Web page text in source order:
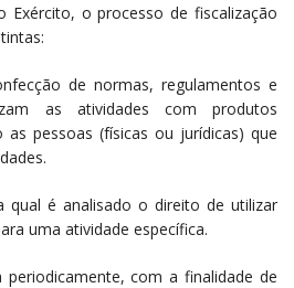
o processo de fiscalização
de normas, regulamentos e
as atividades com produtos
pessoas (físicas ou jurídicas) que
qual é analisado o direito de utilizar
uma atividade específica.
periodicamente, com a finalidade de